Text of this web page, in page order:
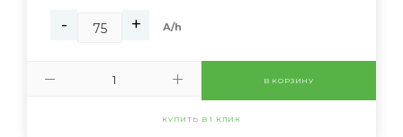
- + А/h
В КОРЗИНУ
КУПИТЬ В 1 КЛИК